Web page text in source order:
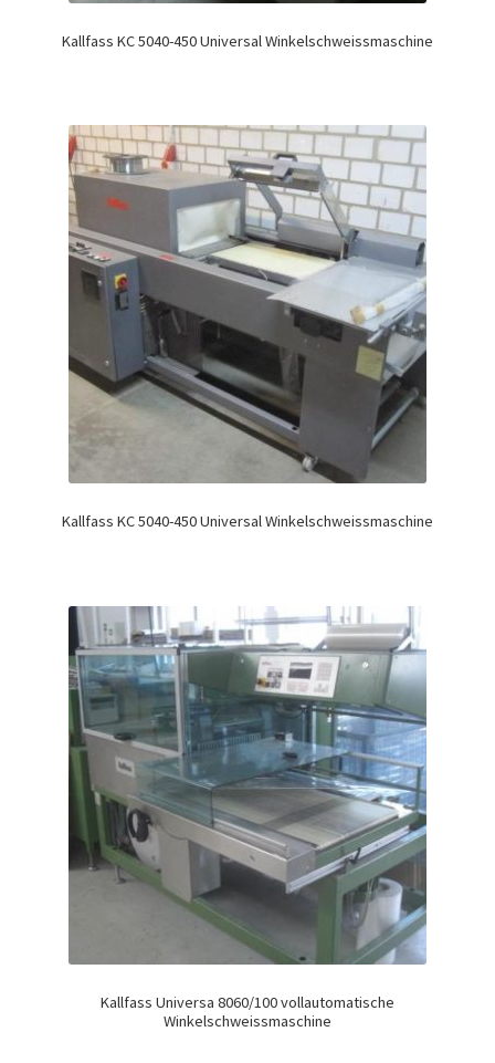
Kallfass KC 5040-450 Universal Winkelschweissmaschine
Kallfass KC 5040-450 Universal Winkelschweissmaschine
Kallfass Universa 8060/100 vollautomatische
Winkelschweissmaschine